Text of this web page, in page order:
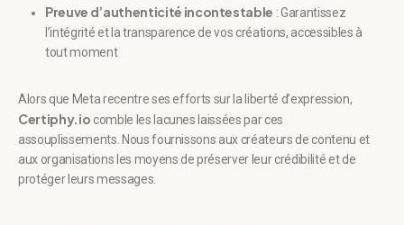
Preuve d’authenticité incontestable : Garantissez
l’intégrité et la transparence de vos créations, accessibles à
tout moment
Alors que Meta recentre ses efforts sur la liberté d’expression,
Certiphy.io comble les lacunes laissées par ces
assouplissements. Nous fournissons aux créateurs de contenu et
aux organisations les moyens de préserver leur crédibilité et de
protéger leurs messages.